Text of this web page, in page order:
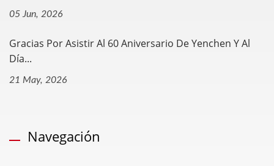
05 Jun, 2026
Gracias Por Asistir Al 60 Aniversario De Yenchen Y Al
Día...
21 May, 2026
Navegación